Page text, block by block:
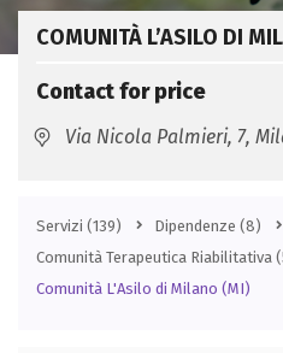
COMUNITÀ L’ASILO DI
Contact for price
Via Nicola Palmieri, 7,
Servizi (139) Dipendenze (8)
Comunità Terapeutica Riabilitativa
Comunità L'Asilo di Milano (MI)